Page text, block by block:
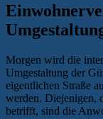
Morgen wird die
Umgestaltung der
eigentlichen Straße
werden. Diejenigen,
betrifft, sind die